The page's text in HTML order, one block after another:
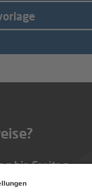
bis Freitag